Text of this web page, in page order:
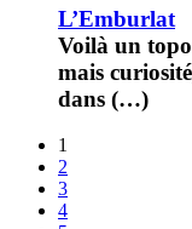
L’Emburlat
Voilà un
mais
dans (…)
1
2
3
4